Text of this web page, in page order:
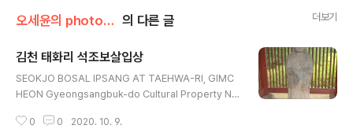
오세윤의 photogallery 의 다른 글 더보기
김천 태화리 석조보살입상
SEOKJO BOSAL IPSANG AT TAEHWA-RI, GIMC
HEON Gyeongsangbuk-do Cultural Property N
n, Gimcheon-si, Gyeongsangbuk-do This stone
0 0 2020. 10. 9.